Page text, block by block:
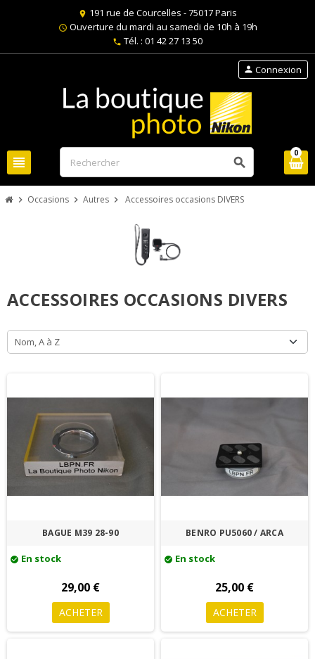
location_on 191 rue de Courcelles - 75017 Paris
schedule Ouverture du mardi au samedi de 10h à 19h
phone Tél. : 01 42 27 13 50
view_headline search
person Connexion
0
chevron_right Occasions chevron_right Autres chevron_right Accessoires occasions DIVERS
ACCESSOIRES OCCASIONS DIVERS
Nom, A à Z
BAGUE M39 28-90
check_circle En stock
29,00 €
ACHETER
BENRO PU5060 / ARCA
check_circle En stock
25,00 €
ACHETER